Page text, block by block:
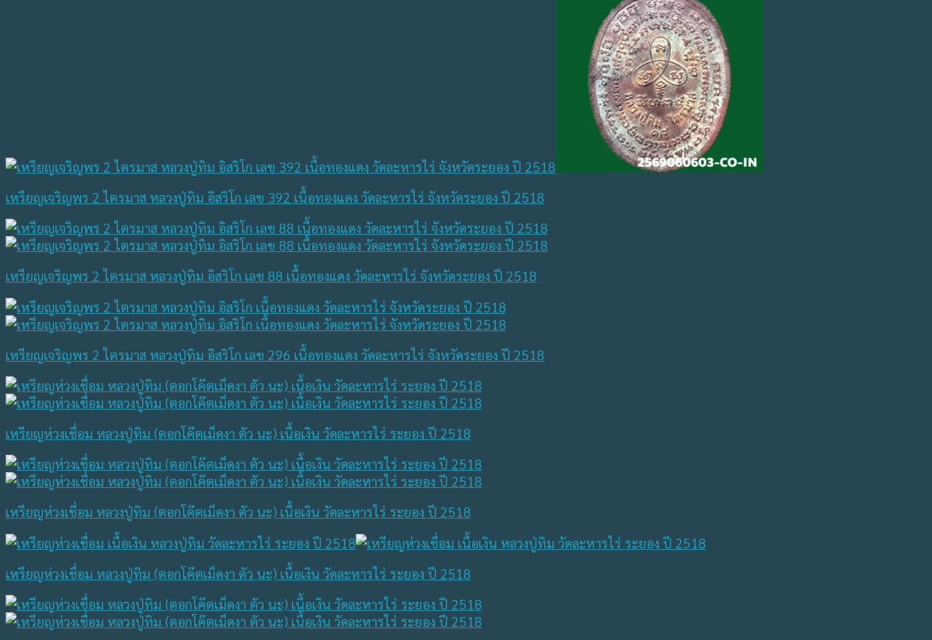
เหรียญเจริญพร 2 ไตรมาส หลวงปู่ทิม อิสริโก เลข 392 เนื้อทองแดง วัดละหารไร่ จังหวัดระยอง ปี 2518
เหรียญเจริญพร 2 ไตรมาส หลวงปู่ทิม อิสริโก เลข 88 เนื้อทองแดง วัดละหารไร่ จังหวัดระยอง ปี 2518
เหรียญเจริญพร 2 ไตรมาส หลวงปู่ทิม อิสริโก เลข 296 เนื้อทองแดง วัดละหารไร่ จังหวัดระยอง ปี 2518
เหรียญห่วงเชื่อม หลวงปู่ทิม (ตอกโค๊ตเม็ดงา ตัว นะ) เนื้อเงิน วัดละหารไร่ ระยอง ปี 2518
เหรียญห่วงเชื่อม หลวงปู่ทิม (ตอกโค๊ตเม็ดงา ตัว นะ) เนื้อเงิน วัดละหารไร่ ระยอง ปี 2518
เหรียญห่วงเชื่อม หลวงปู่ทิม (ตอกโค๊ตเม็ดงา ตัว นะ) เนื้อเงิน วัดละหารไร่ ระยอง ปี 2518